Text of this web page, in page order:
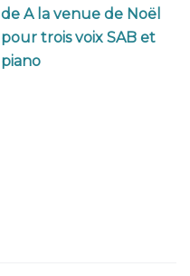
de A la venue de Noël
pour trois voix SAB et
piano